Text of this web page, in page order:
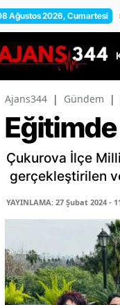
Ağustos 2026, Cumartesi
Ajans344 | Gündem |
Çukurova İlçe
gerçekleştirilen
YAYINLAMA: 27 Şubat 2024 -